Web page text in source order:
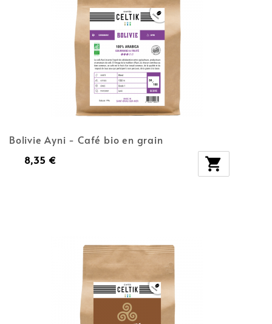
Bolivie Ayni - Café bio en grain
8,35 € 